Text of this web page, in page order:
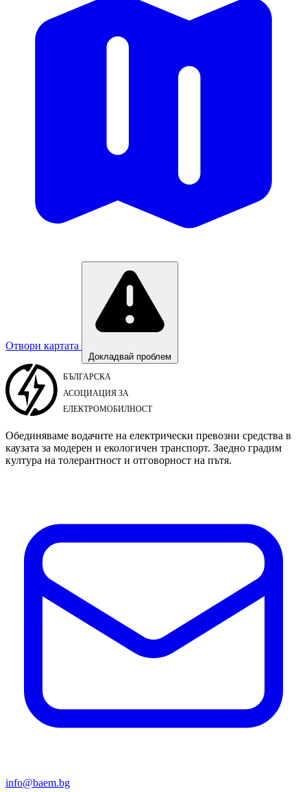
Отвори картата
Докладвай проблем
Обединяваме водачите на електрически превозни средства в
каузата за модерен и екологичен транспорт. Заедно градим
култура на толерантност и отговорност на пътя.
info@baem.bg